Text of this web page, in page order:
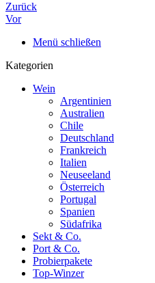
Zurück
Vor
Menü schließen
Kategorien
Wein
Argentinien
Australien
Chile
Deutschland
Frankreich
Italien
Neuseeland
Österreich
Portugal
Spanien
Südafrika
Sekt & Co.
Port & Co.
Probierpakete
Top-Winzer